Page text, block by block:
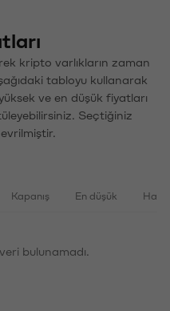
kripto varlıkların zaman
tabloyu kullanarak
ve en düşük fiyatları
Seçtiğiniz
Kapanış En düşük
bulunamadı.